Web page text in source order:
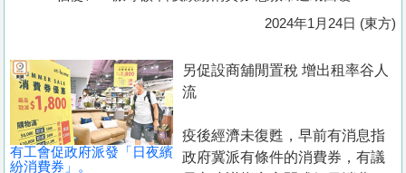
置
業
手
冊
2024年1月24日 (東方)
有工會促政府派發「日夜繽
紛消費券」。
另促設商舖閒置稅 增出租率谷人
流
疫後經濟未復甦，早前有消息指
政府冀派有條件的消費券，有議